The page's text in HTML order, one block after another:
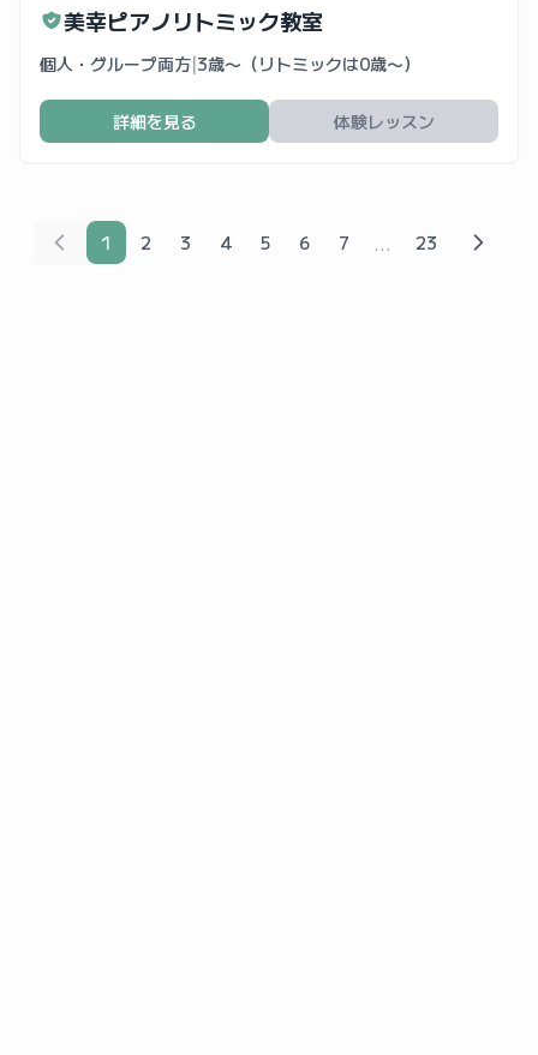
美幸ピアノリトミック教室
個人・グループ両方|3歳〜（リトミックは0歳〜）
詳細を見る 体験レッスン
1 2 3 4 5 6 7 ... 23